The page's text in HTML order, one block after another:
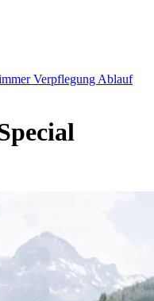
Verpflegung Ablauf